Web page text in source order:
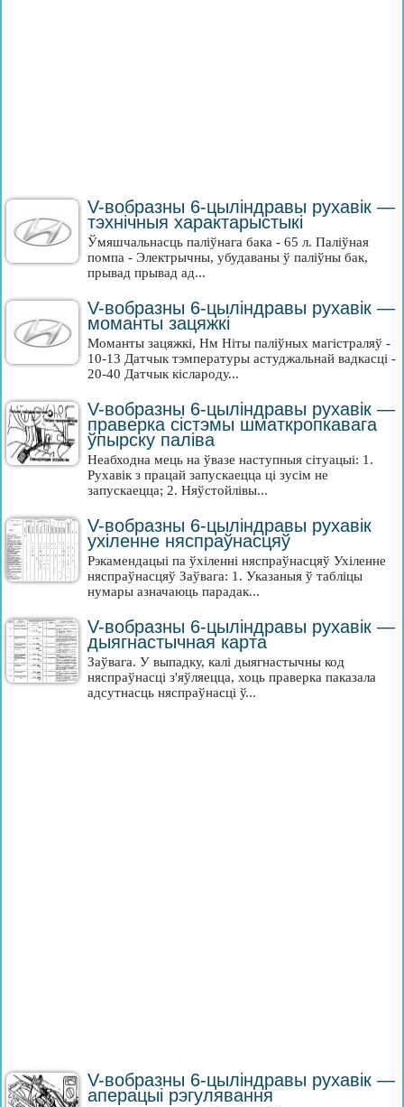
V-вобразны 6-цыліндравы рухавік —
тэхнічныя характарыстыкі
Ўмяшчальнасць паліўнага бака - 65 л. Паліўная
помпа - Электрычны, убудаваны ў паліўны бак,
прывад прывад ад...
V-вобразны 6-цыліндравы рухавік —
моманты зацяжкі
Моманты зацяжкі, Нм Ніты паліўных магістраляў -
10-13 Датчык тэмпературы астуджальнай вадкасці -
20-40 Датчык кіслароду...
V-вобразны 6-цыліндравы рухавік —
праверка сістэмы шматкропкавага
ўпырску паліва
Неабходна мець на ўвазе наступныя сітуацыі: 1.
Рухавік з працай запускаецца ці зусім не
запускаецца; 2. Няўстойлівы...
V-вобразны 6-цыліндравы рухавік
ухіленне няспраўнасцяў
Рэкамендацыі па ўхіленні няспраўнасцяў Ухіленне
няспраўнасцяў Заўвага: 1. Указаныя ў табліцы
нумары азначаюць парадак...
V-вобразны 6-цыліндравы рухавік —
дыягнастычная карта
Заўвага. У выпадку, калі дыягнастычны код
няспраўнасці з'яўляецца, хоць праверка паказала
адсутнасць няспраўнасці ў...
V-вобразны 6-цыліндравы рухавік —
аперацыі рэгулявання